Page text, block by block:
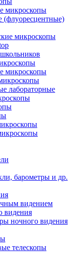
микроскопы
микроскопы
микроскопы
лабораторные
барометры и др.
видением
видения
ночного видения
телескопы